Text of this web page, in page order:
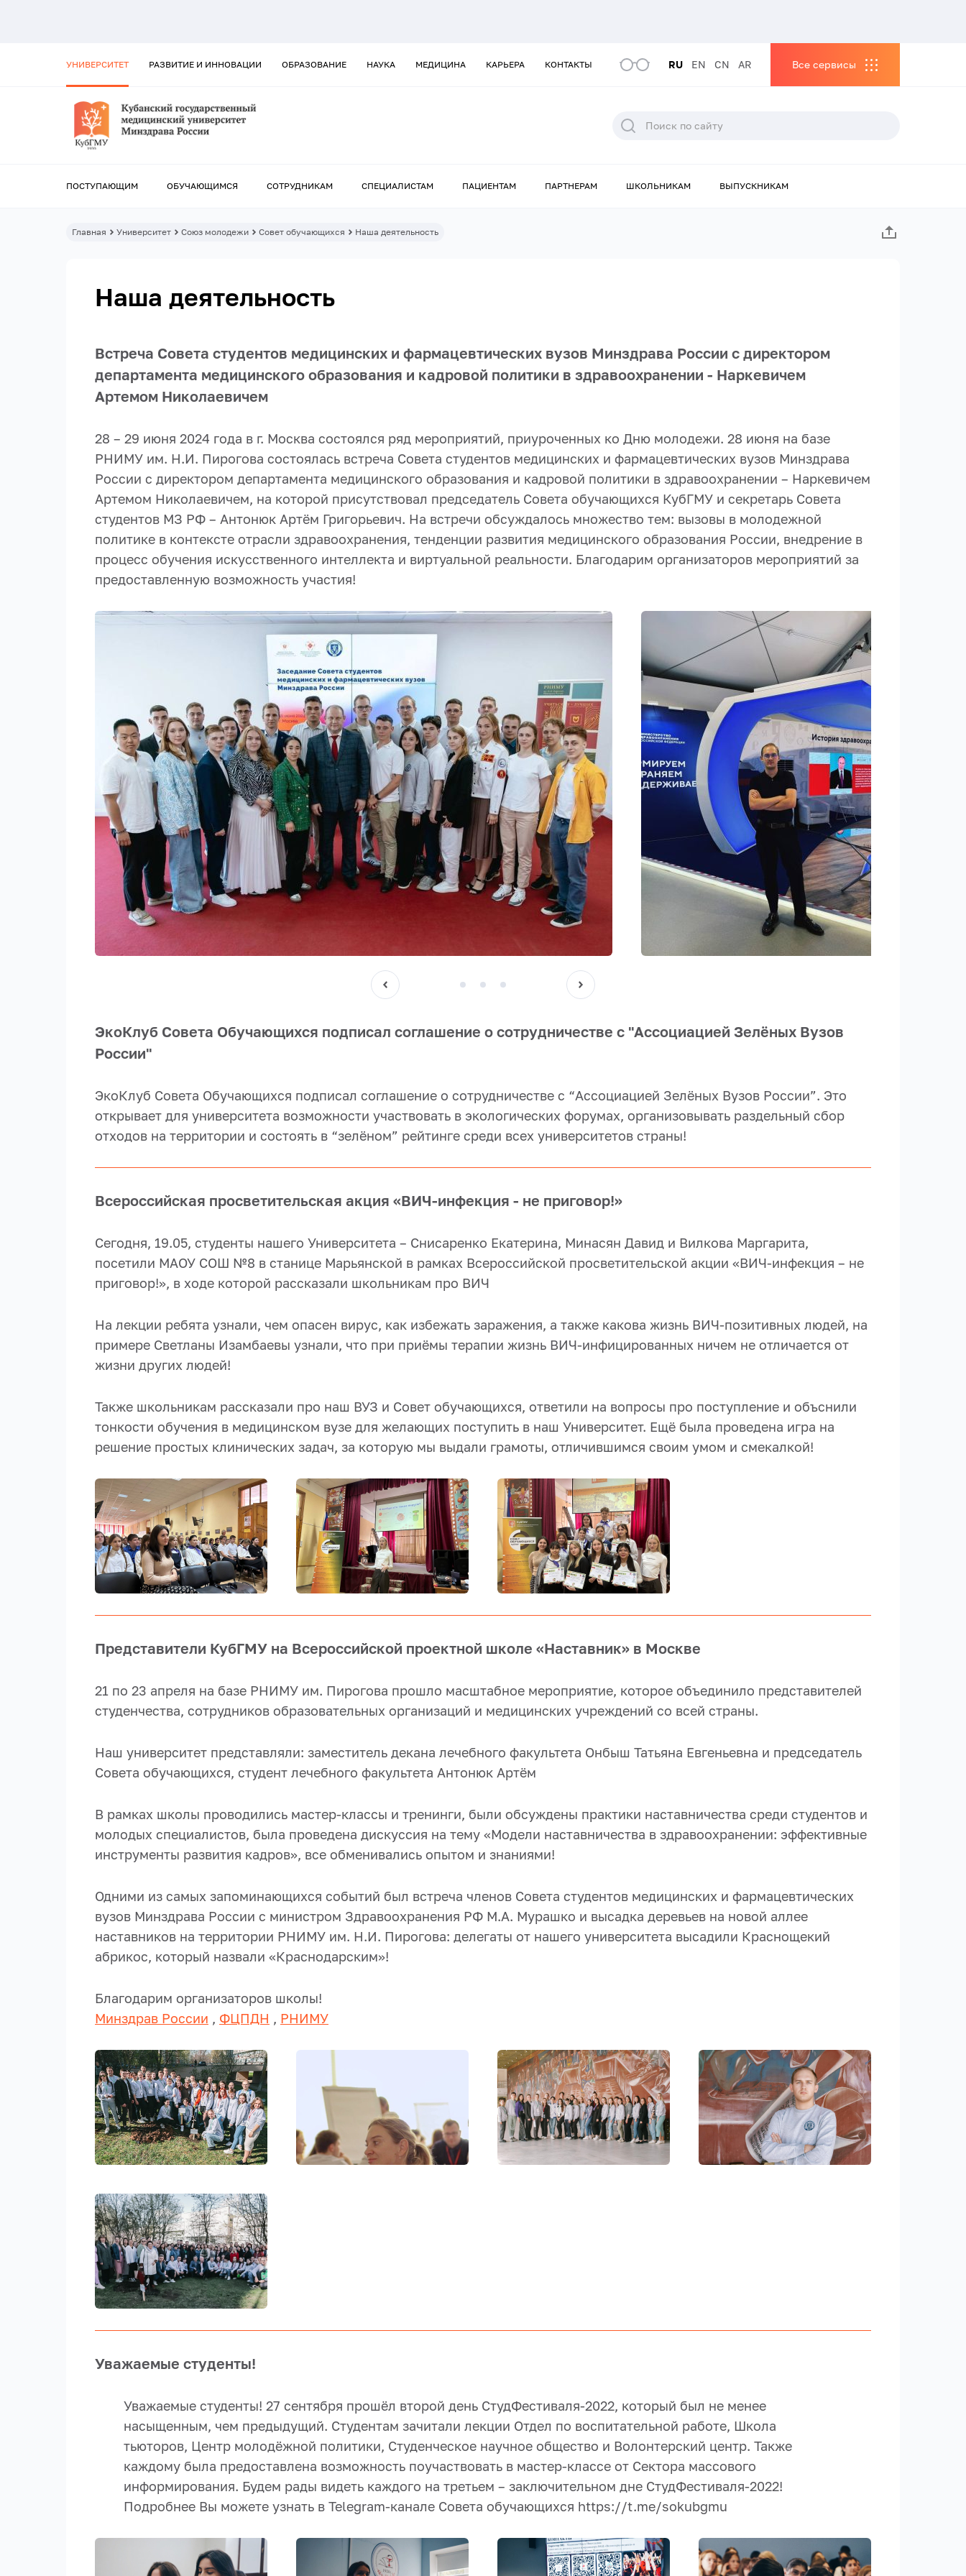
УНИВЕРСИТЕТ РАЗВИТИЕ И ИННОВАЦИИ ОБРАЗОВАНИЕ НАУКА МЕДИЦИНА КАРЬЕРА КОНТАКТЫ RU EN CN AR Все сервисы
ПОСТУПАЮЩИМ ОБУЧАЮЩИМСЯ СОТРУДНИКАМ СПЕЦИАЛИСТАМ ПАЦИЕНТАМ ПАРТНЕРАМ ШКОЛЬНИКАМ ВЫПУСКНИКАМ
Главная Университет Союз молодежи Совет обучающихся Наша деятельность
Наша деятельность
Встреча Совета студентов медицинских и фармацевтических вузов Минздрава России с директором
департамента медицинского образования и кадровой политики в здравоохранении - Наркевичем
Артемом Николаевичем
28 – 29 июня 2024 года в г. Москва состоялся ряд мероприятий, приуроченных ко Дню молодежи. 28 июня на базе
РНИМУ им. Н.И. Пирогова состоялась встреча Совета студентов медицинских и фармацевтических вузов Минздрава
России с директором департамента медицинского образования и кадровой политики в здравоохранении – Наркевичем
Артемом Николаевичем, на которой присутствовал председатель Совета обучающихся КубГМУ и секретарь Совета
студентов МЗ РФ – Антонюк Артём Григорьевич. На встречи обсуждалось множество тем: вызовы в молодежной
политике в контексте отрасли здравоохранения, тенденции развития медицинского образования России, внедрение в
процесс обучения искусственного интеллекта и виртуальной реальности. Благодарим организаторов мероприятий за
предоставленную возможность участия!
ЭкоКлуб Совета Обучающихся подписал соглашение о сотрудничестве с "Ассоциацией Зелёных Вузов
России"
ЭкоКлуб Совета Обучающихся подписал соглашение о сотрудничестве с “Ассоциацией Зелёных Вузов России”. Это
открывает для университета возможности участвовать в экологических форумах, организовывать раздельный сбор
отходов на территории и состоять в “зелёном” рейтинге среди всех университетов страны!
Всероссийская просветительская акция «ВИЧ-инфекция - не приговор!»
Сегодня, 19.05, студенты нашего Университета – Снисаренко Екатерина, Минасян Давид и Вилкова Маргарита,
посетили МАОУ СОШ №8 в станице Марьянской в рамках Всероссийской просветительской акции «ВИЧ-инфекция – не
приговор!», в ходе которой рассказали школьникам про ВИЧ
На лекции ребята узнали, чем опасен вирус, как избежать заражения, а также какова жизнь ВИЧ-позитивных людей, на
примере Светланы Изамбаевы узнали, что при приёмы терапии жизнь ВИЧ-инфицированных ничем не отличается от
жизни других людей!
Также школьникам рассказали про наш ВУЗ и Совет обучающихся, ответили на вопросы про поступление и объснили
тонкости обучения в медицинском вузе для желающих поступить в наш Университет. Ещё была проведена игра на
решение простых клинических задач, за которую мы выдали грамоты, отличившимся своим умом и смекалкой!
Представители КубГМУ на Всероссийской проектной школе «Наставник» в Москве
21 по 23 апреля на базе РНИМУ им. Пирогова прошло масштабное мероприятие, которое объединило представителей
студенчества, сотрудников образовательных организаций и медицинских учреждений со всей страны.
Наш университет представляли: заместитель декана лечебного факультета Онбыш Татьяна Евгеньевна и председатель
Совета обучающихся, студент лечебного факультета Антонюк Артём
В рамках школы проводились мастер-классы и тренинги, были обсуждены практики наставничества среди студентов и
молодых специалистов, была проведена дискуссия на тему «Модели наставничества в здравоохранении: эффективные
инструменты развития кадров», все обменивались опытом и знаниями!
Одними из самых запоминающихся событий был встреча членов Совета студентов медицинских и фармацевтических
вузов Минздрава России с министром Здравоохранения РФ М.А. Мурашко и высадка деревьев на новой аллее
наставников на территории РНИМУ им. Н.И. Пирогова: делегаты от нашего университета высадили Краснощекий
абрикос, который назвали «Краснодарским»!
Благодарим организаторов школы!
Минздрав России , ФЦПДН , РНИМУ
Уважаемые студенты!
Уважаемые студенты! 27 сентября прошёл второй день СтудФестиваля-2022, который был не менее
насыщенным, чем предыдущий. Студентам зачитали лекции Отдел по воспитательной работе, Школа
тьюторов, Центр молодёжной политики, Студенческое научное общество и Волонтерский центр. Также
каждому была предоставлена возможность поучаствовать в мастер-классе от Сектора массового
информирования. Будем рады видеть каждого на третьем – заключительном дне СтудФестиваля-2022!
Подробнее Вы можете узнать в Telegram-канале Совета обучающихся https://t.me/sokubgmu